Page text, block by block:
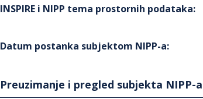
INSPIRE i NIPP tema prostornih podataka:
Datum postanka subjektom NIPP-a:
Preuzimanje i pregled subjekta NIPP-a